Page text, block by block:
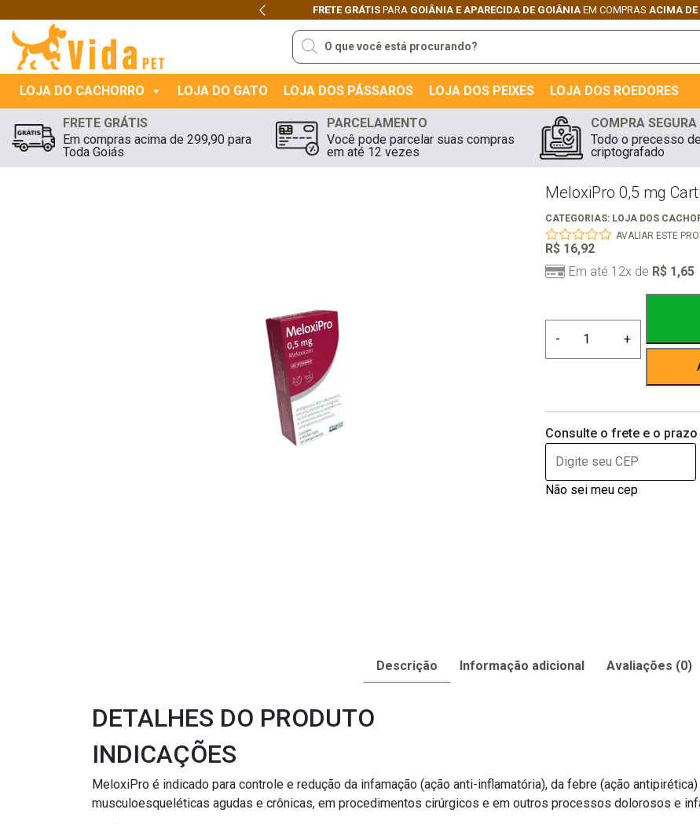
Previous
Pesquisar
produtos
LOJA DO CACHORRO LOJA DO GATO LOJA DOS PÁSSAROS LOJA DOS PEIXES LOJA DOS ROEDORES
FRETE GRÁTIS
Em compras acima de 299,90 para
Toda Goiás
PARCELAMENTO
Você pode parcelar suas compras
em até 12 vezes
COMPRA SEGURA
Todo o precesso
criptografado
MeloxiPro 0,5 mg
CATEGORIAS: LOJA DOS
0
out
of
AVALIAR ESTE
R$ 16,92
Em até 12x de R$ 1,65
- +
Consulte o frete e o prazo
Não sei meu cep
Descrição Informação adicional Avaliações (0)
DETALHES DO PRODUTO
INDICAÇÕES
MeloxiPro é indicado para controle e redução da infamação (ação anti-inflamatória), da febre (ação
musculoesqueléticas agudas e crônicas, em procedimentos cirúrgicos e em outros processos dolorosos e